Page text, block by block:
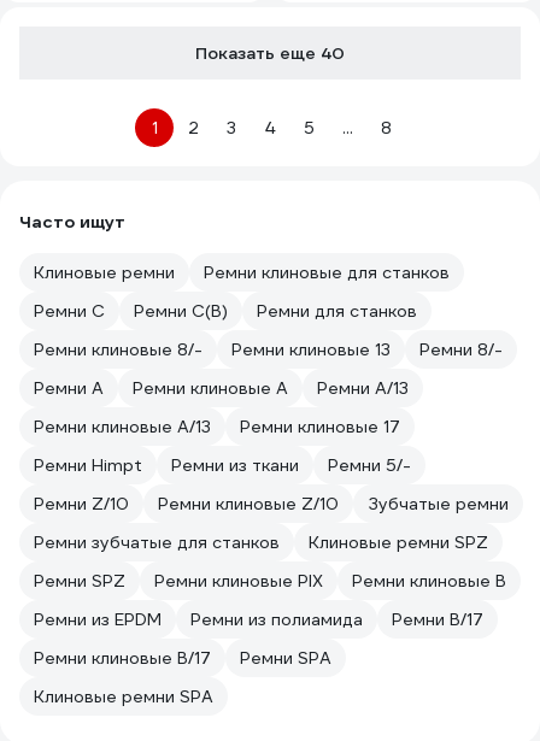
Показать еще 40
1 2 3 4 5 ... 8
Часто ищут
Клиновые ремни
Ремни клиновые для станков
Ремни C
Ремни C(В)
Ремни для станков
Ремни клиновые 8/-
Ремни клиновые 13
Ремни 8/-
Ремни A
Ремни клиновые A
Ремни A/13
Ремни клиновые A/13
Ремни клиновые 17
Ремни Himpt
Ремни из ткани
Ремни 5/-
Ремни Z/10
Ремни клиновые Z/10
Зубчатые ремни
Ремни зубчатые для станков
Клиновые ремни SPZ
Ремни SPZ
Ремни клиновые PIX
Ремни клиновые B
Ремни из EPDM
Ремни из полиамида
Ремни B/17
Ремни клиновые B/17
Ремни SPA
Клиновые ремни SPA